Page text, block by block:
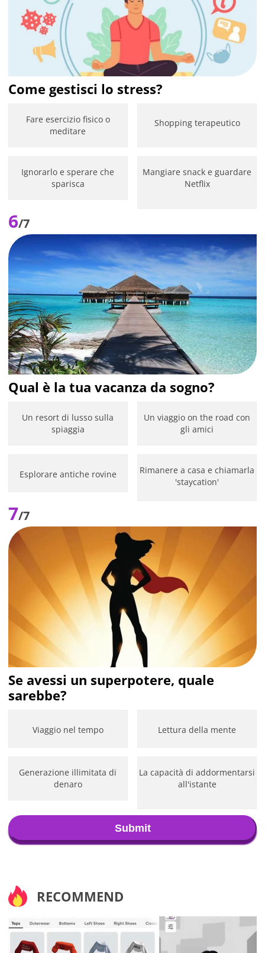
Come gestisci lo stress?
Fare esercizio fisico o
meditare
Shopping terapeutico
Ignorarlo e sperare che
sparisca
Mangiare snack e guardare
Netflix
6/7
Qual è la tua vacanza da sogno?
Un resort di lusso sulla
spiaggia
Un viaggio on the road con
gli amici
Esplorare antiche rovine
Rimanere a casa e chiamarla
'staycation'
7/7
Se avessi un superpotere, quale
sarebbe?
Viaggio nel tempo Lettura della mente
Generazione illimitata di
denaro
La capacità di addormentarsi
all'istante
Submit
RECOMMEND